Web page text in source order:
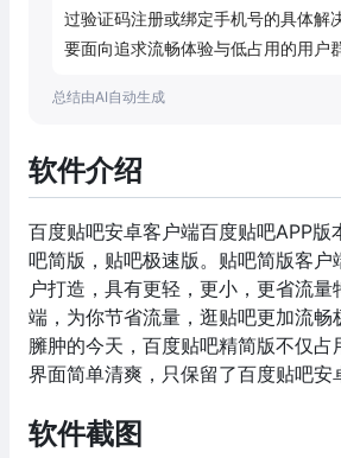
过验证码注册或绑定手机号的具体解
要面向追求流畅体验与低占用的用户
软件介绍
百度贴吧安卓客户端百度贴吧APP版
吧简版，贴吧极速版。贴吧简版客户
户打造，具有更轻，更小，更省流
端，为你节省流量，逛贴吧更加流畅
臃肿的今天，百度贴吧精简版不仅占
界面简单清爽，只保留了百度贴吧安
软件截图